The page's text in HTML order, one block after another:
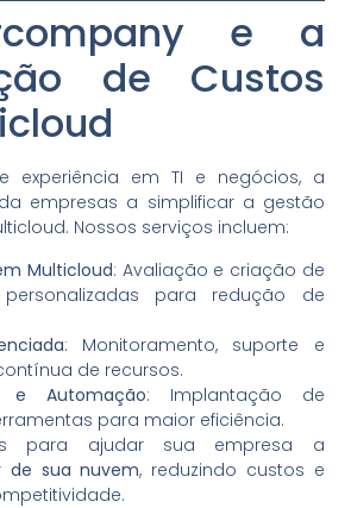
e a
de Custos
experiência em TI e negócios, a
empresas a simplificar a gestão
Nossos serviços incluem:
Multicloud: Avaliação e criação de
personalizadas para redução de
: Monitoramento, suporte e
de recursos.
e Automação: Implantação de
para maior eficiência.
para ajudar sua empresa a
de sua nuvem, reduzindo custos e